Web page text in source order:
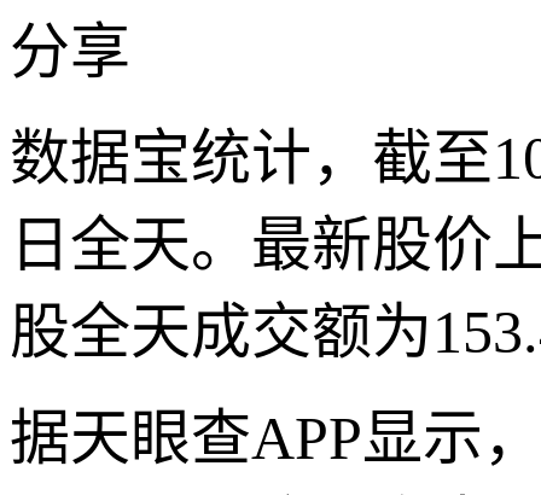
分享
数据宝统计，截至
日全天。最新股价
股全天成交额为
据天眼查APP显示